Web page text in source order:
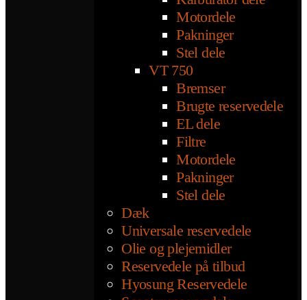
Motordele
Pakninger
Stel dele
VT 750
Bremser
Brugte reservedele
EL dele
Filtre
Motordele
Pakninger
Stel dele
Dæk
Universale reservedele
Olie og plejemidler
Reservedele på tilbud
Hyosung Reservedele